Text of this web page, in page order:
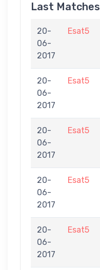
Last Matches
20-
06-
2017
Esat5
20-
06-
2017
Esat5
20-
06-
2017
Esat5
20-
06-
2017
Esat5
20-
06-
2017
Esat5